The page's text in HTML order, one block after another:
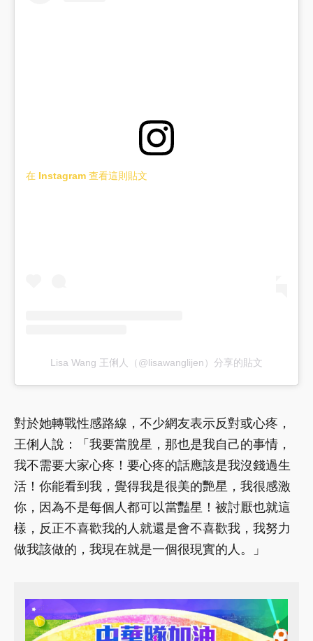
在 Instagram 查看這則貼文
Lisa Wang 王俐人（@lisawanglijen）分享的貼文
對於她轉戰性感路線，不少網友表示反對或心疼，
王俐人說：「我要當脫星，那也是我自己的事情，
我不需要大家心疼！要心疼的話應該是我沒錢過生
活！你能看到我，覺得我是很美的艷星，我很感激
你，因為不是每個人都可以當豔星！被討厭也就這
樣，反正不喜歡我的人就還是會不喜歡我，我努力
做我該做的，我現在就是一個很現實的人。」